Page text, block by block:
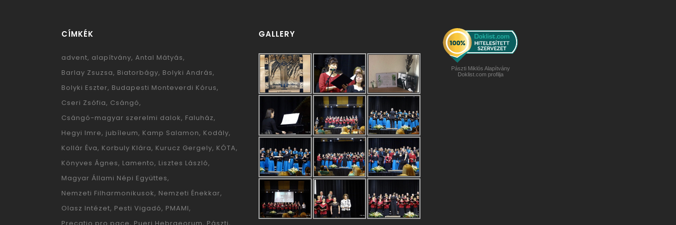
CÍMKÉK
advent alapítvány Antal Mátyás
Barlay Zsuzsa Biatorbágy Bolyki András
Bolyki Eszter Budapesti Monteverdi Kórus
Cseri Zsófia Csángó
Csángó-magyar szerelmi dalok Faluház
Hegyi Imre jubíleum Kamp Salamon Kodály
Kollár Éva Korbuly Klára Kurucz Gergely KÓTA
Könyves Ágnes Lamento Lisztes László
Magyar Állami Népi Együttes
Nemzeti Filharmonikusok Nemzeti Énekkar
Olasz Intézet Pesti Vigadó PMAMI
GALLERY
Pászti Miklós Alapítvány
Doklist.com profilja